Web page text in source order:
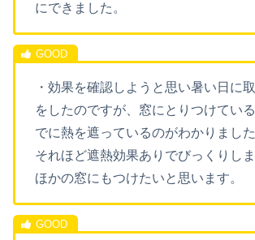
にできました。
・効果を確認しようと思い暑い日に
をしたのですが、窓にとりつけてい
でに熱を遮っているのがわかりました
それほど遮熱効果ありでびっくりしま
ほかの窓にもつけたいと思います。